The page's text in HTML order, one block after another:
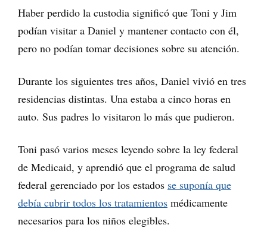
Haber perdido la custodia significó que Toni y Jim
podían visitar a Daniel y mantener contacto con él,
pero no podían tomar decisiones sobre su atención.
Durante los siguientes tres años, Daniel vivió en tres
residencias distintas. Una estaba a cinco horas en
auto. Sus padres lo visitaron lo más que pudieron.
Toni pasó varios meses leyendo sobre la ley federal
de Medicaid, y aprendió que el programa de salud
federal gerenciado por los estados se suponía que
debía cubrir todos los tratamientos médicamente
necesarios para los niños elegibles.